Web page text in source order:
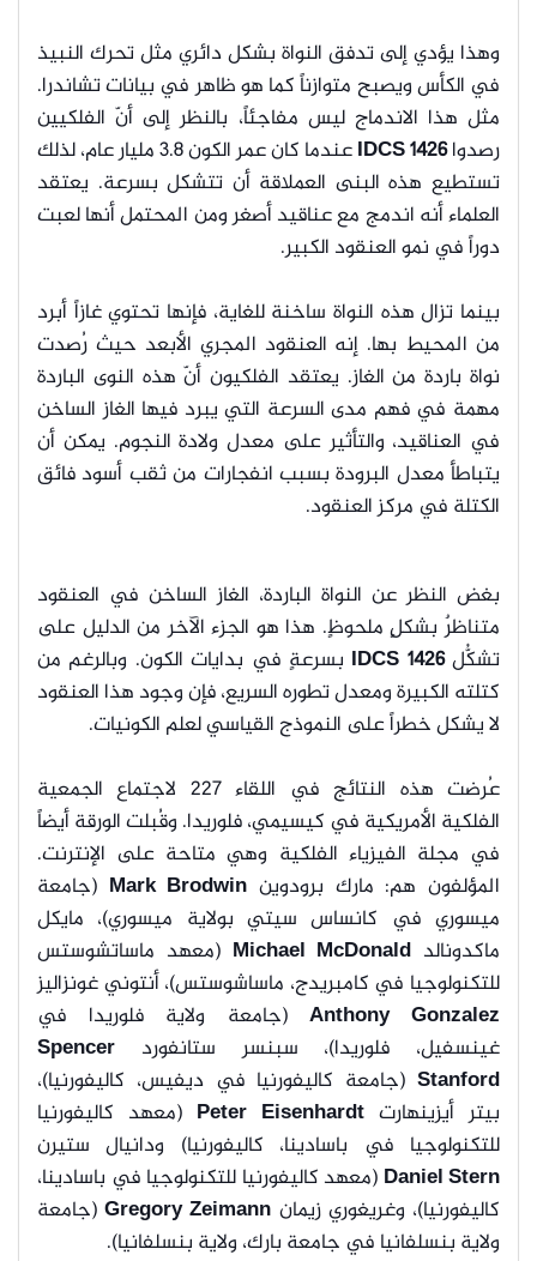
وهذا يؤدي إلى تدفق النواة بشكل دائري مثل تحرك النبيذ
في الكأس ويصبح متوازناً كما هو ظاهر في بيانات تشاندرا.
مثل هذا الاندماج ليس مفاجئاً، بالنظر إلى أنّ الفلكيين
رصدواIDCS 1426
عندما كان عمر الكون 3.8 مليار عام، لذلك
تستطيع هذه البنى العملاقة أن تتشكل بسرعة. يعتقد
العلماء أنه اندمج مع عناقيد أصغر ومن المحتمل أنها لعبت
دوراً في نمو العنقود الكبير.
بينما تزال هذه النواة ساخنة للغاية، فإنها تحتوي غازاً أبرد
من المحيط بها. إنه العنقود المجري الأبعد حيث رُصدت
نواة باردة من الغاز. يعتقد الفلكيون أنّ هذه النوى الباردة
مهمة في فهم مدى السرعة التي يبرد فيها الغاز الساخن
في العناقيد، والتأثير على معدل ولادة النجوم. يمكن أن
يتباطأ معدل البرودة بسبب انفجارات من ثقب أسود فائق
الكتلة في مركز العنقود.
بغض النظر عن النواة الباردة، الغاز الساخن في العنقود
متناظرٌ بشكلٍ ملحوظٍ. هذا هو الجزء الآخر من الدليل على
تشكُّلIDCS 1426 بسرعةٍ في بدايات الكون. وبالرغم من
كتلته الكبيرة ومعدل تطوره السريع، فإن وجود هذا العنقود
لا يشكل خطراً على النموذج القياسي لعلم الكونيات.
عُرضت هذه النتائج في اللقاء 227 لاجتماع الجمعية
الفلكية الأمريكية في كيسيمي، فلوريدا. وقُبلت الورقة أيضاً
في مجلة الفيزياء الفلكية وهي متاحة على الإنترنت.
المؤلفون هم: مارك برودوين Mark Brodwin (جامعة
ميسوري في كانساس سيتي بولاية ميسوري)، مايكل
ماكدونالد Michael McDonald (معهد ماساتشوستس
للتكنولوجيا في كامبريدج، ماساشوستس)، أنتوني غونزاليز
Anthony Gonzalez (جامعة ولاية فلوريدا في
غينسفيل، فلوريدا)، سبنسر ستانفورد
Spencer
Stanford (جامعة كاليفورنيا في ديفيس، كاليفورنيا)،
بيتر أيزينهارت Peter Eisenhardt (معهد كاليفورنيا
للتكنولوجيا في باسادينا، كاليفورنيا) ودانيال ستيرن
Daniel Stern (معهد كاليفورنيا للتكنولوجيا في باسادينا،
كاليفورنيا)، وغريغوري زيمان Gregory Zeimann(جامعة
ولاية بنسلفانيا في جامعة بارك، ولاية بنسلفانيا).